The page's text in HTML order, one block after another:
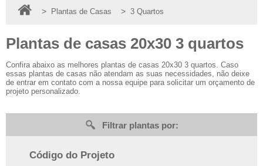
> Plantas de Casas > 3 Quartos
Plantas de casas 20x30 3 quartos
Confira abaixo as melhores plantas de casas 20x30 3 quartos. Caso
essas plantas de casas não atendam as suas necessidades, não deixe
de entrar em contato com a nossa equipe para solicitar um orçamento de
projeto personalizado.
Filtrar plantas por:
Código do Projeto